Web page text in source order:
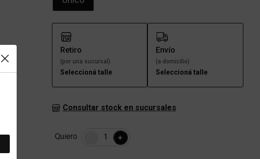
Retiro
(por una sucursal)
Seleccioná talle
Envío
(a domicilio)
Seleccioná talle
Consultar stock en sucursales
Quiero Cantidad +